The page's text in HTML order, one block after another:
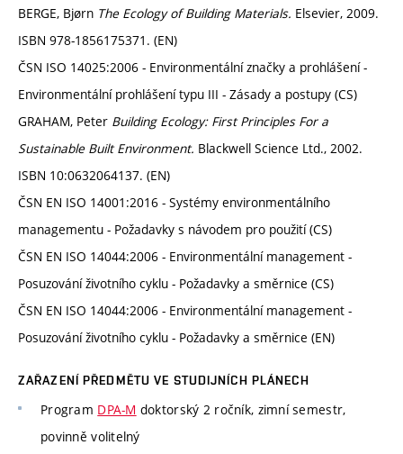
BERGE, Bjørn The Ecology of Building Materials. Elsevier, 2009.
ISBN 978-1856175371. (EN)
ČSN ISO 14025:2006 - Environmentální značky a prohlášení -
Environmentální prohlášení typu III - Zásady a postupy (CS)
GRAHAM, Peter Building Ecology: First Principles For a
Sustainable Built Environment. Blackwell Science Ltd., 2002.
ISBN 10:0632064137. (EN)
ČSN EN ISO 14001:2016 - Systémy environmentálního
managementu - Požadavky s návodem pro použití (CS)
ČSN EN ISO 14044:2006 - Environmentální management -
Posuzování životního cyklu - Požadavky a směrnice (CS)
ČSN EN ISO 14044:2006 - Environmentální management -
Posuzování životního cyklu - Požadavky a směrnice (EN)
ZAŘAZENÍ PŘEDMĚTU VE STUDIJNÍCH PLÁNECH
Program DPA-M doktorský 2 ročník, zimní semestr,
povinně volitelný